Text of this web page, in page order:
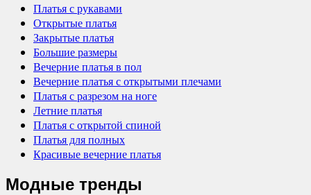
Платья с рукавами
Открытые платья
Закрытые платья
Большие размеры
Вечерние платья в пол
Вечерние платья с открытыми плечами
Платья с разрезом на ноге
Летние платья
Платья с открытой спиной
Платья для полных
Красивые вечерние платья
Модные тренды